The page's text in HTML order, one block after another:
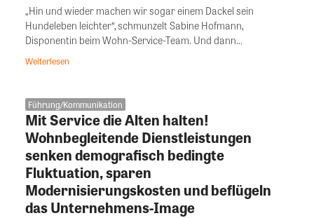
„Hin und wieder machen wir sogar einem Dackel sein
Hundeleben leichter“, schmunzelt Sabine Hofmann,
Disponentin beim Wohn-Service-Team. Und dann...
Weiterlesen
Führung/Kommunikation
Mit Service die Alten halten!
Wohnbegleitende Dienstleistungen
senken demografisch bedingte
Fluktuation, sparen
Modernisierungskosten und beflügeln
das Unternehmens-Image